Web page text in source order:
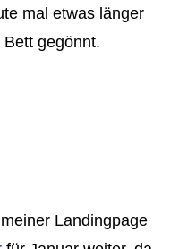
mal etwas länger
gegönnt.
Landingpage